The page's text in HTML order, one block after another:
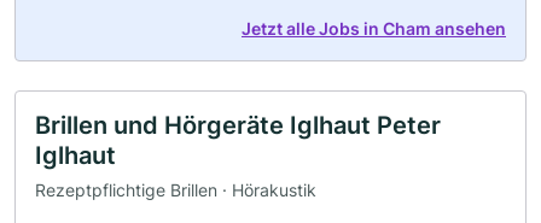
Jetzt alle Jobs in Cham ansehen
Brillen und Hörgeräte Iglhaut Peter
Iglhaut
Rezeptpflichtige Brillen · Hörakustik